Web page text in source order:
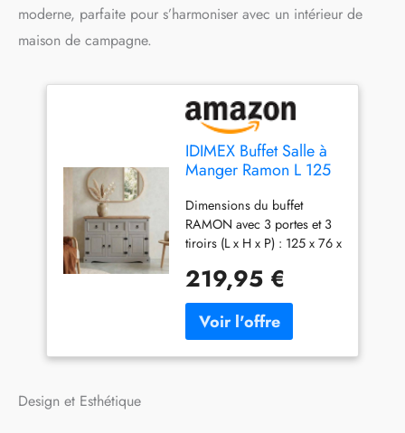
moderne, parfaite pour s’harmoniser avec un intérieur de
maison de campagne.
IDIMEX Buffet Salle à
Manger Ramon L 125
et Brun, Meuble de
Rangement Adulte 3
tiroirs et 3 Portes avec
poignées en métal,
Commode bahut Style
Mexicain Maison de
Campagne
Dimensions du buffet
RAMON avec 3 portes et 3
tiroirs (L x H x P) : 125 x 76 x
en pin massif et recouvert
dune lasure de coloris gris
avec une finition bois
naturel au niveau du plateau
supérieur, la madrure du
219,95 €
Design et Esthétique